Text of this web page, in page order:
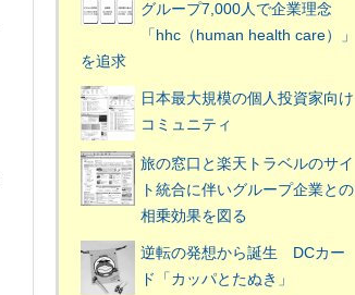
グループ7,000人で企業理念
「hhc（human health care）」
を追求
日本最大規模の個人投資家向け
コミュニティ
旅の窓口と楽天トラベルのサイ
ト統合に伴いグループ企業との
相乗効果を図る
逆転の発想から誕生 DCカー
ド「カッパとたぬき」